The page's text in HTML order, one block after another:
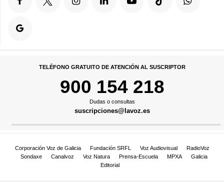
TELÉFONO GRATUITO DE ATENCIÓN AL SUSCRIPTOR
900 154 218
Dudas o consultas
suscripciones@lavoz.es
Corporación Voz de Galicia Fundación SRFL Voz Audiovisual
RadioVoz
Sondaxe
Canalvoz Voz Natura Prensa-Escuela MPXA
Galicia
Editorial